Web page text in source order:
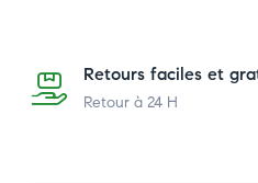
Retours faciles et
Retour à 24 H